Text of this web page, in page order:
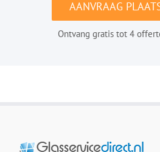
AANVRAAG
Ontvang gratis tot 4